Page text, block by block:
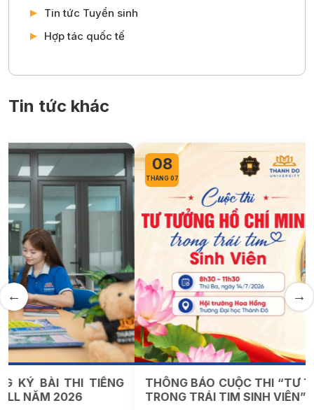
Tin tức Tuyển sinh
Hợp tác quốc tế
Tin tức khác
08
THÁNG 07
THÔNG BÁO CUỘC THI “TƯ TƯỞNG HỒ CHÍ MINH
TRONG TRÁI TIM SINH VIÊN” NĂM 2026